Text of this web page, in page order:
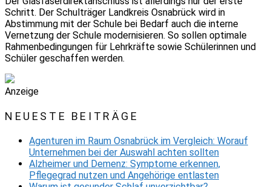
Schritt. Der Schulträger Landkreis Osnabrück wird in
Abstimmung mit der Schule bei Bedarf auch die interne
Vernetzung der Schule modernisieren. So sollen optimale
Rahmenbedingungen für Lehrkräfte sowie Schülerinnen und
Schüler geschaffen werden.
Anzeige
NEUESTE BEITRÄGE
Agenturen im Raum Osnabrück im Vergleich: Worauf
Unternehmen bei der Auswahl achten sollten
Alzheimer und Demenz: Symptome erkennen,
Pflegegrad nutzen und Angehörige entlasten